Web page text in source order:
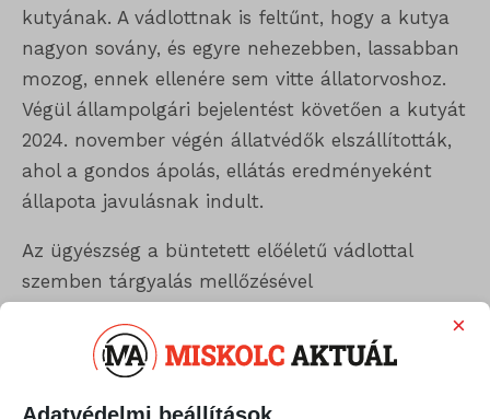
kutyának. A vádlottnak is feltűnt, hogy a kutya
nagyon sovány, és egyre nehezebben, lassabban
mozog, ennek ellenére sem vitte állatorvoshoz.
Végül állampolgári bejelentést követően a kutyát
2024. november végén állatvédők elszállították,
ahol a gondos ápolás, ellátás eredményeként
állapota javulásnak indult.
Az ügyészség a büntetett előéletű vádlottal
szemben tárgyalás mellőzésével
indítványozott.
×